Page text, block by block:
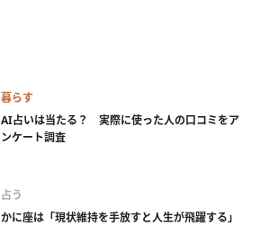
暮らす
AI占いは当たる？ 実際に使った人の口コミをア
ンケート調査
占う
かに座は「現状維持を手放すと人生が飛躍する」